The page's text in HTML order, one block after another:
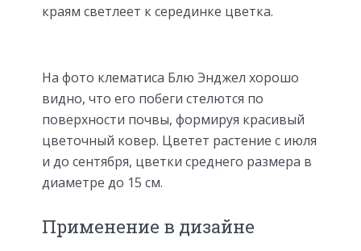
краям светлеет к серединке цветка.
На фото клематиса Блю Энджел хорошо
видно, что его побеги стелются по
поверхности почвы, формируя красивый
цветочный ковер. Цветет растение с июля
и до сентября, цветки среднего размера в
диаметре до 15 см.
Применение в дизайне